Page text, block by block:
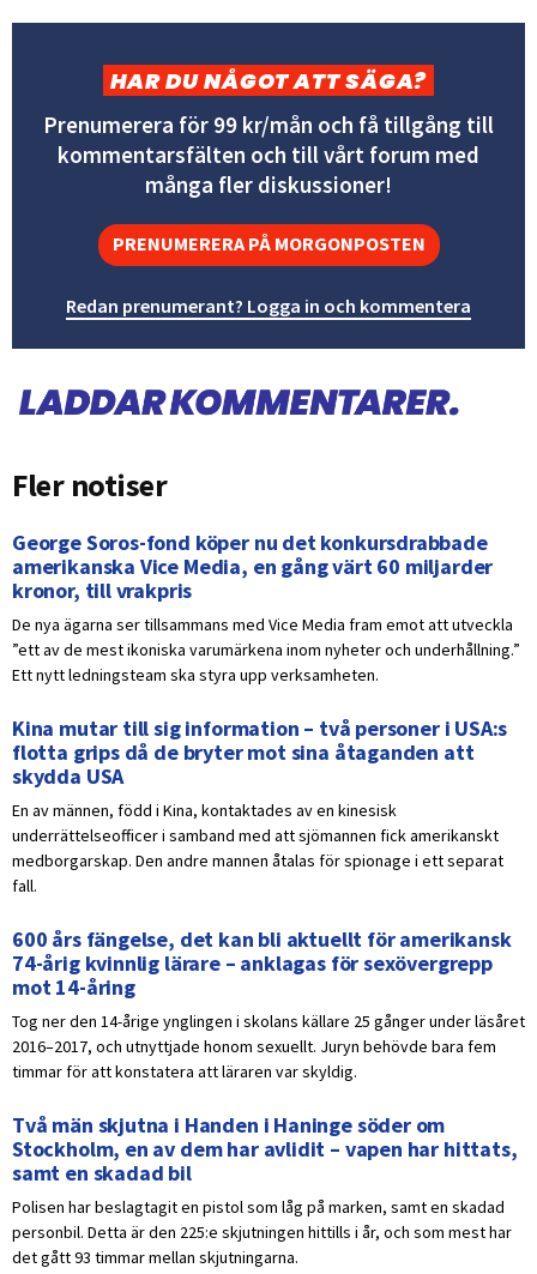
HAR DU NÅGOT ATT SÄGA?
Prenumerera för 99 kr/mån och få tillgång till
kommentarsfälten och till vårt forum med
många fler diskussioner!
PRENUMERERA PÅ MORGONPOSTEN
Redan prenumerant? Logga in och kommentera
Fler notiser
George Soros-fond köper nu det konkursdrabbade
amerikanska Vice Media, en gång värt 60 miljarder
kronor, till vrakpris
De nya ägarna ser tillsammans med Vice Media fram emot att utveckla
”ett av de mest ikoniska varumärkena inom nyheter och underhållning.”
Ett nytt ledningsteam ska styra upp verksamheten.
Kina mutar till sig information – två personer i USA:s
flotta grips då de bryter mot sina åtaganden att
skydda USA
En av männen, född i Kina, kontaktades av en kinesisk
underrättelseofficer i samband med att sjömannen fick amerikanskt
medborgarskap. Den andre mannen åtalas för spionage i ett separat
fall.
600 års fängelse, det kan bli aktuellt för amerikansk
74-årig kvinnlig lärare – anklagas för sexövergrepp
mot 14-åring
Tog ner den 14-årige ynglingen i skolans källare 25 gånger under läsåret
2016–2017, och utnyttjade honom sexuellt. Juryn behövde bara fem
timmar för att konstatera att läraren var skyldig.
Två män skjutna i Handen i Haninge söder om
Stockholm, en av dem har avlidit – vapen har hittats,
samt en skadad bil
Polisen har beslagtagit en pistol som låg på marken, samt en skadad
personbil. Detta är den 225:e skjutningen hittills i år, och som mest har
det gått 93 timmar mellan skjutningarna.